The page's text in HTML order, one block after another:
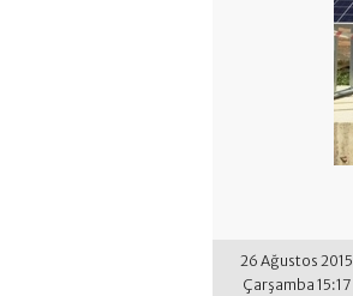
26 Ağustos 2015
Çarşamba 15:17